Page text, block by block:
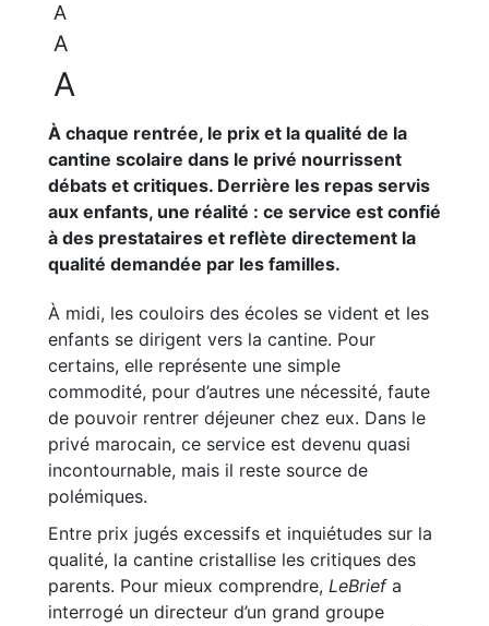
A
A
A
À chaque rentrée, le prix et la qualité de la
cantine scolaire dans le privé nourrissent
débats et critiques. Derrière les repas servis
aux enfants, une réalité : ce service est confié
à des prestataires et reflète directement la
qualité demandée par les familles.
À midi, les couloirs des écoles se vident et les
enfants se dirigent vers la cantine. Pour
certains, elle représente une simple
commodité, pour d’autres une nécessité, faute
de pouvoir rentrer déjeuner chez eux. Dans le
privé marocain, ce service est devenu quasi
incontournable, mais il reste source de
polémiques.
Entre prix jugés excessifs et inquiétudes sur la
qualité, la cantine cristallise les critiques des
parents. Pour mieux comprendre, LeBriefa
interrogé un directeur d’un grand groupe